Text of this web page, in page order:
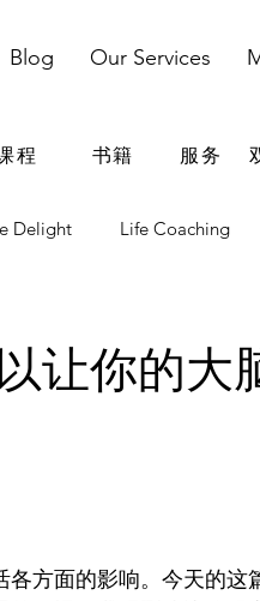
Blog Our Services
程 书籍 服务
Delight Life Coaching
让你的大
方面的影响。今天的这